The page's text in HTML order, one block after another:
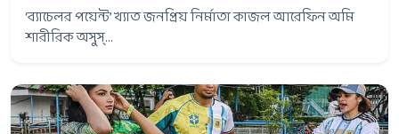
‘ব্যাচেলর পয়েন্ট’ খ্যাত জনপ্রিয় নির্মাতা কাজল আরেফিন অমি
শারীরিক অসুস্...